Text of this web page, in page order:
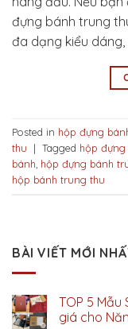
đựng bánh trung
đa dạng kiểu
Posted in hộp đựng
thu
| Tagged hộp
bánh, hộp đựng bánh
hộp bánh trung thu
BÀI VIẾT MỚI
TOP 5
giá cho